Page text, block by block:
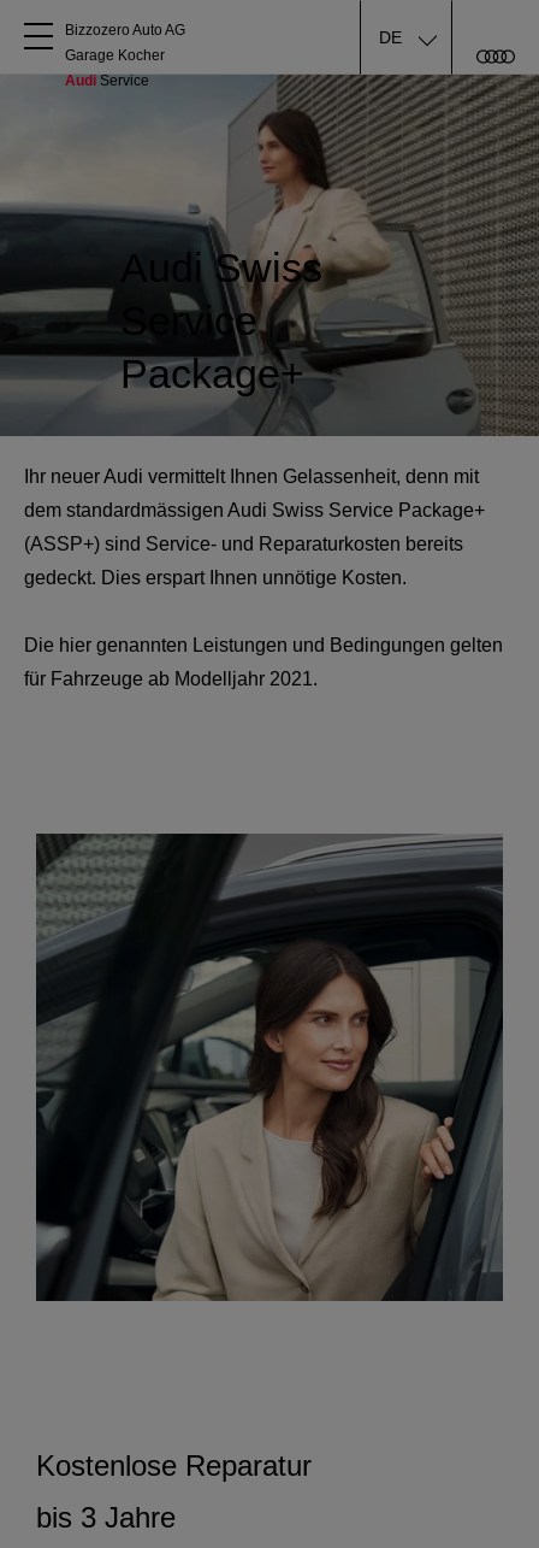
Service & Reparatur
Audi Original Zubehör
Geschäftskunden
Bizzozero Auto AG
Garage Kocher
Audi Service
DE
Audi Swiss
Service
Package+
Ihr neuer Audi vermittelt Ihnen Gelassenheit, denn mit
dem standardmässigen Audi Swiss Service Package+
(ASSP+) sind Service- und Reparaturkosten bereits
gedeckt. Dies erspart Ihnen unnötige Kosten.
Die hier genannten Leistungen und Bedingungen gelten
für Fahrzeuge ab Modelljahr 2021.
Kostenlose Reparatur
bis 3 Jahre